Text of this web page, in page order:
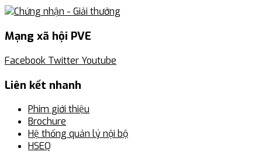
Mạng xã hội PVE
Facebook Twitter Youtube
Liên kết nhanh
Phim giới thiệu
Brochure
Hệ thống quản lý nội bộ
HSEQ